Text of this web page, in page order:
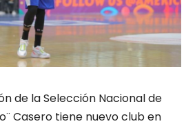
de la Selección Nacional de
Casero tiene nuevo club en